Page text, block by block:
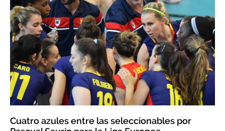
Cuatro azules entre las seleccionables por